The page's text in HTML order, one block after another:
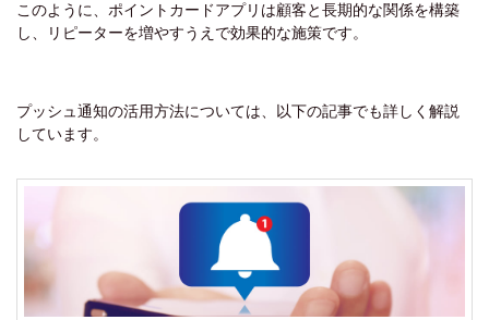
このように、ポイントカードアプリは顧客と長期的な関係を構築
し、リピーターを増やすうえで効果的な施策です。
プッシュ通知の活用方法については、以下の記事でも詳しく解説
しています。